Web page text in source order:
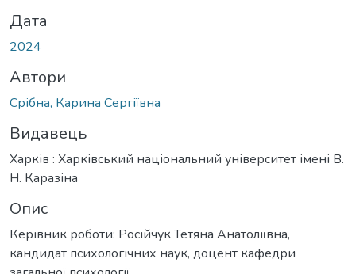
Дата
2024
Автори
Срібна, Карина Сергіївна
Видавець
Харків : Харківський національний університет імені В.
Н. Каразіна
Опис
Керівник роботи: Російчук Тетяна Анатоліївна,
кандидат психологічних наук, доцент кафедри